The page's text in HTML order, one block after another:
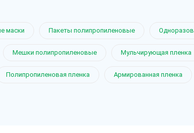
маски Пакеты полипропиленовые
Мешки полипропиленовые Мульчирующая пленка
Полипропиленовая пленка Армированная пленка